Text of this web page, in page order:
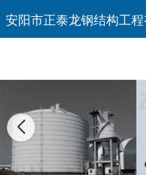
安阳市正泰龙钢结构工